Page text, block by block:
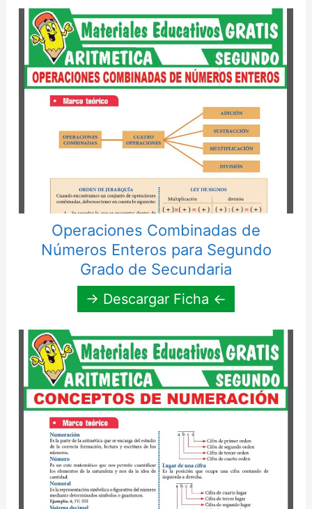
Operaciones Combinadas de
Números Enteros para Segundo
Grado de Secundaria
→ Descargar Ficha ←